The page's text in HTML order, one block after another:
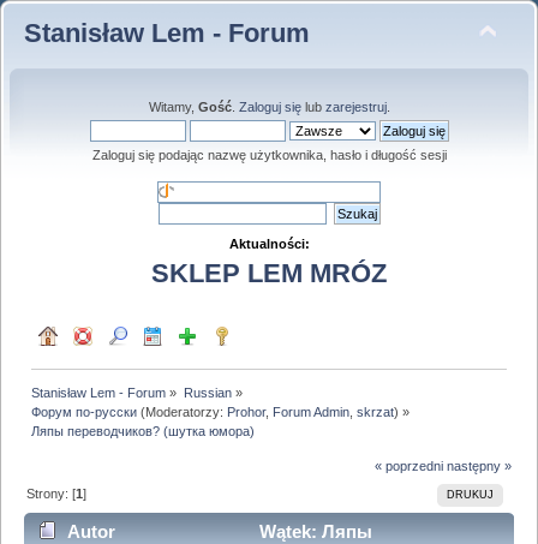
Stanisław Lem - Forum
Witamy, Gość. Zaloguj sięlub zarejestruj.
Zaloguj się podając nazwę użytkownika, hasło i długość sesji
Aktualności:
SKLEP LEM MRÓZ
Stanisław Lem - Forum » Russian»
Форум по-русски (Moderatorzy: Prohor, Forum Admin ,skrzat) »
Ляпы переводчиков? (шутка юмора)
« poprzedni następny »
DRUKUJ
Strony: [1]
Autor
Wątek: Ляпы